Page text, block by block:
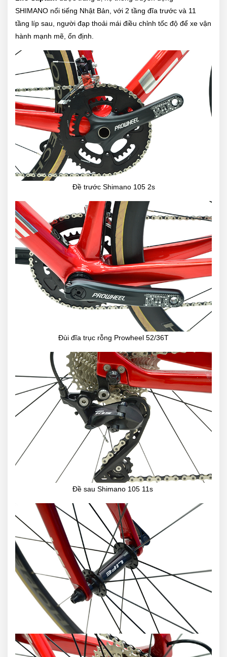
SHIMANO nổi tiếng Nhật Bản, với 2 tầng đĩa trước và 11
tầng líp sau, người đạp thoải mái điều chỉnh tốc độ để xe vận
hành mạnh mẽ, ổn định.
Đề trước Shimano 105 2s
Đùi đĩa trục rỗng Prowheel 52/36T
Đề sau Shimano 105 11s